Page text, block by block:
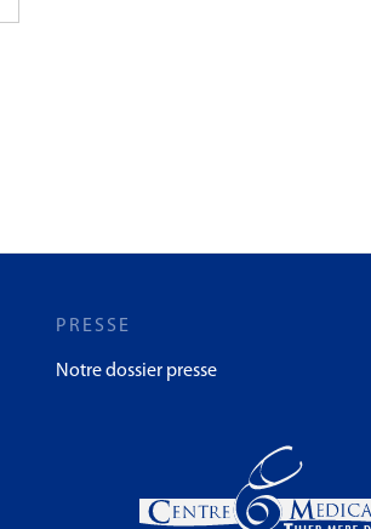
PRESSE
Notre dossier presse